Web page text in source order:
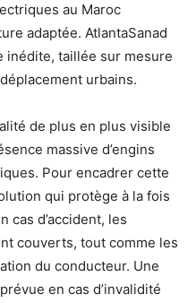
au Maroc
adaptée. AtlantaSanad
inédite, taillée sur mesure
urbains.
de plus en plus visible
massive d’engins
Pour encadrer cette
qui protège à la fois
cas d’accident, les
couverts, tout comme les
du conducteur. Une
en cas d’invalidité